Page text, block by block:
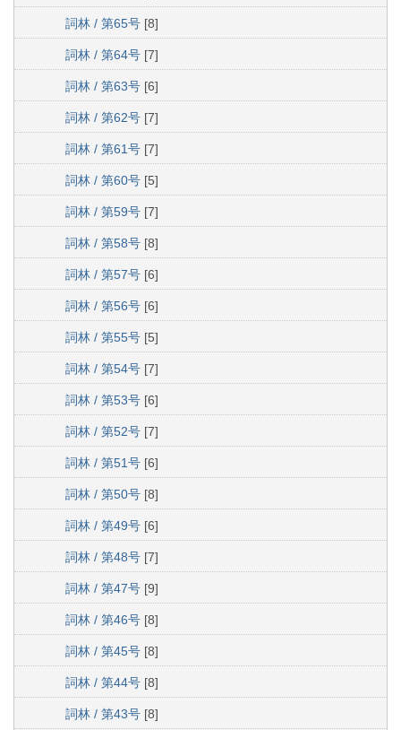
詞林 / 第65号 [8]
詞林 / 第64号 [7]
詞林 / 第63号 [6]
詞林 / 第62号 [7]
詞林 / 第61号 [7]
詞林 / 第60号 [5]
詞林 / 第59号 [7]
詞林 / 第58号 [8]
詞林 / 第57号 [6]
詞林 / 第56号 [6]
詞林 / 第55号 [5]
詞林 / 第54号 [7]
詞林 / 第53号 [6]
詞林 / 第52号 [7]
詞林 / 第51号 [6]
詞林 / 第50号 [8]
詞林 / 第49号 [6]
詞林 / 第48号 [7]
詞林 / 第47号 [9]
詞林 / 第46号 [8]
詞林 / 第45号 [8]
詞林 / 第44号 [8]
詞林 / 第43号 [8]